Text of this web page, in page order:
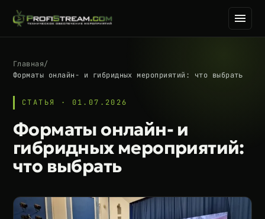
Главная/
Форматы онлайн- и гибридных мероприятий: что выбрать
СТАТЬЯ · 01.07.2026
Форматы онлайн- и
гибридных мероприятий:
что выбрать